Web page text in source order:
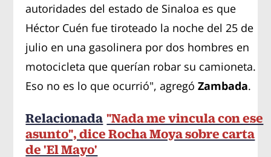
autoridades del estado de Sinaloa es que
Héctor Cuén fue tiroteado la noche del 25 de
julio en una gasolinera por dos hombres en
motocicleta que querían robar su camioneta.
Eso no es lo que ocurrió", agregó Zambada.
Relacionada "Nada me vincula con ese
asunto", dice Rocha Moya sobre carta
de 'El Mayo'